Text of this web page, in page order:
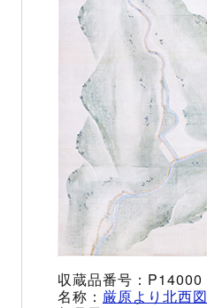
P14000
厳原より北西図